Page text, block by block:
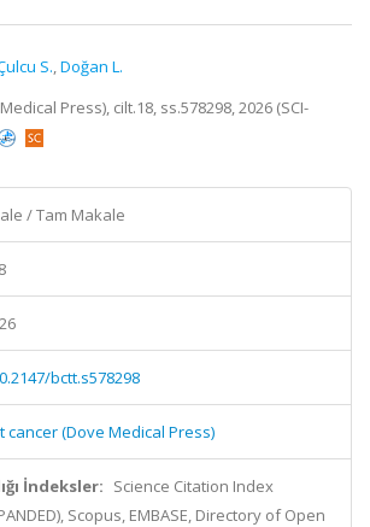
S.,Doğan L.
Press), cilt.18, ss.578298, 2026 (SCI-
/ Tam Makale
bctt.s578298
cancer (Dove Medical Press)
İndeksler: Science Citation Index
Scopus, EMBASE, Directory of Open